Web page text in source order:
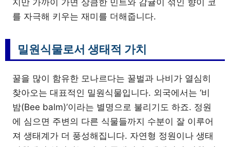
를 자극해 키우는 재미를 더해줍니다.
밀원식물로서 생태적 가치
꿀을 많이 함유한 모나르다는 꿀벌과 나비가 열심히
찾아오는 대표적인 밀원식물입니다. 외국에서는 ‘비
밤(Bee balm)’이라는 별명으로 불리기도 하죠. 정원
에 심으면 주변의 다른 식물들까지 수분이 잘 이루어
져 생태계가 더 풍성해집니다. 자연형 정원이나 생태